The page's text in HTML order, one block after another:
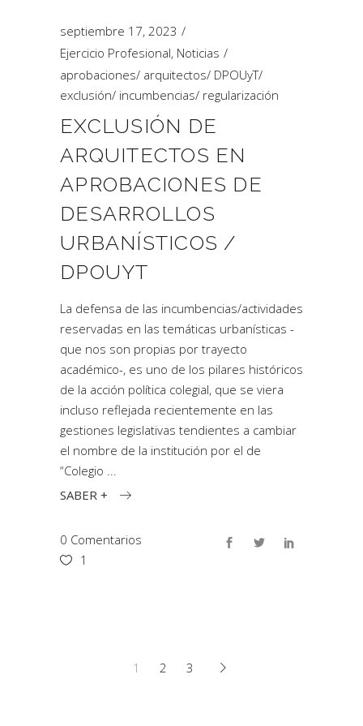
septiembre 17, 2023
Ejercicio Profesional, Noticias
aprobaciones/ arquitectos/ DPOUyT/
exclusión/ incumbencias/ regularización
EXCLUSIÓN DE
ARQUITECTOS EN
APROBACIONES DE
DESARROLLOS
URBANÍSTICOS /
DPOUYT
La defensa de las incumbencias/actividades
reservadas en las temáticas urbanísticas -
que nos son propias por trayecto
académico-, es uno de los pilares históricos
de la acción política colegial, que se viera
incluso reflejada recientemente en las
gestiones legislativas tendientes a cambiar
el nombre de la institución por el de
“Colegio
SABER +
0 Comentarios
1
1 2 3